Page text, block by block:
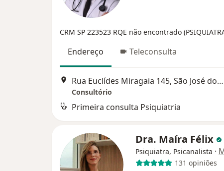
CRM SP 223523 RQE não encontrado
Endereço Teleconsulta
Rua Euclídes Miragaia 145, São José dos Campos
Consultório
Primeira consulta Psiquiatria
Dra. Maíra Félix
Psiquiatra, Psicanalista ·
131 opiniões